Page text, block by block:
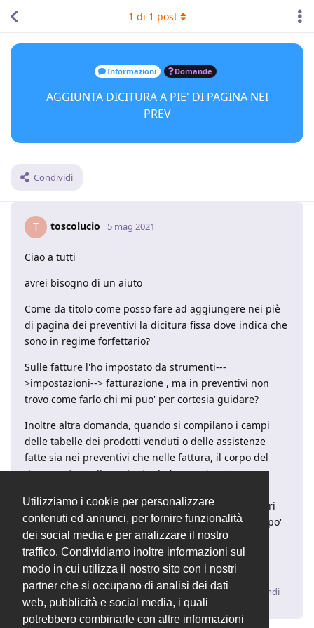
Utilizziamo i cookie per personalizzare
contenuti ed annunci, per fornire funzionalità
dei social media e per analizzare il nostro
traffico. Condividiamo inoltre informazioni sul
modo in cui utilizza il nostro sito con i nostri
partner che si occupano di analisi dei dati
web, pubblicità e social media, i quali
potrebbero combinarle con altre informazioni
Informazioni Domande
AGGIUNTA DICITURA A PIE' DI PAGINA NEI
PREV
Condividi
1 di 1 post
T toscolucio 5 mag 2021
Ciao a tutti
avrei bisogno di un aiuto
Come da titolo come posso fare ad aggiungere nei piè
di pagina dei preventivi la dicitura fissa dove indica che
sono in regime forfettario?
Sulle fatture l'ho impostato da strumenti---
>impostazioni--> fatturazione , ma in preventivi non
trovo come farlo chi mi puo' per cortesia guidare?
Inoltre altra domanda, quando si compilano i campi
delle tabelle dei prodotti venduti o delle assistenze
fatte sia nei preventivi che nelle fattura, il corpo del
documento si allarga tanto da fare piu' pagine per
settaggio di default nel programma che usa caratteri
troppo grandi. come è possibile ridimensionare un po'
tutto?
grazie mille
Rispondi